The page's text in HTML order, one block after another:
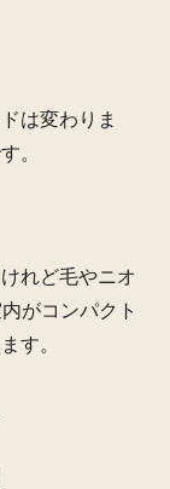
は変わりま
。
れど毛やニオ
がコンパクト
す。